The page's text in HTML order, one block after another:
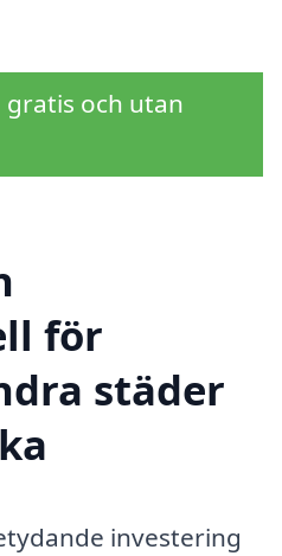
gratis och utan
för
städer
investering